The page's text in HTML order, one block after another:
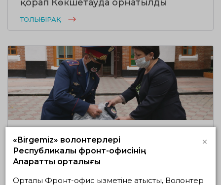
қорап Көкшетауда орнатылды
ТОЛЫҒЫРАҚ
СҚО полицейлері мен волонтерлері
«Есірткіге жол жоқ» логотипімен 2
«Birgemiz» волонтерлері
Республикалық фронт-офисінің
Ақпараттық орталығы
×
Орталық Фронт-офис қызметіне қатысты, Волонтер